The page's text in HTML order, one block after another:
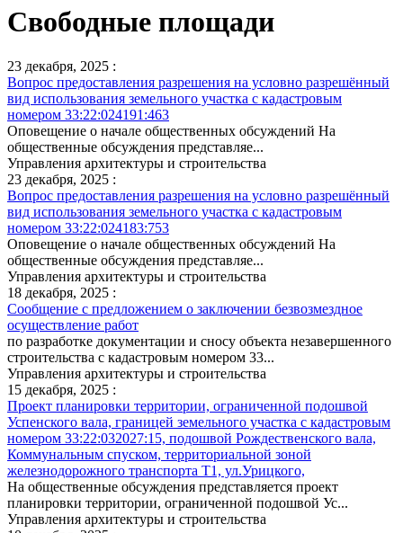
Свободные площади
23 декабря, 2025 :
Вопрос предоставления разрешения на условно разрешённый
вид использования земельного участка с кадастровым
номером 33:22:024191:463
Оповещение о начале общественных обсуждений На
общественные обсуждения представляе...
Управления архитектуры и строительства
23 декабря, 2025 :
Вопрос предоставления разрешения на условно разрешённый
вид использования земельного участка с кадастровым
номером 33:22:024183:753
Оповещение о начале общественных обсуждений На
общественные обсуждения представляе...
Управления архитектуры и строительства
18 декабря, 2025 :
Сообщение с предложением о заключении безвозмездное
осуществление работ
по разработке документации и сносу объекта незавершенного
строительства с кадастровым номером 33...
Управления архитектуры и строительства
15 декабря, 2025 :
Проект планировки территории, ограниченной подошвой
Успенского вала, границей земельного участка с кадастровым
номером 33:22:032027:15, подошвой Рождественского вала,
Коммунальным спуском, территориальной зоной
железнодорожного транспорта Т1, ул.Урицкого,
На общественные обсуждения представляется проект
планировки территории, ограниченной подошвой Ус...
Управления архитектуры и строительства